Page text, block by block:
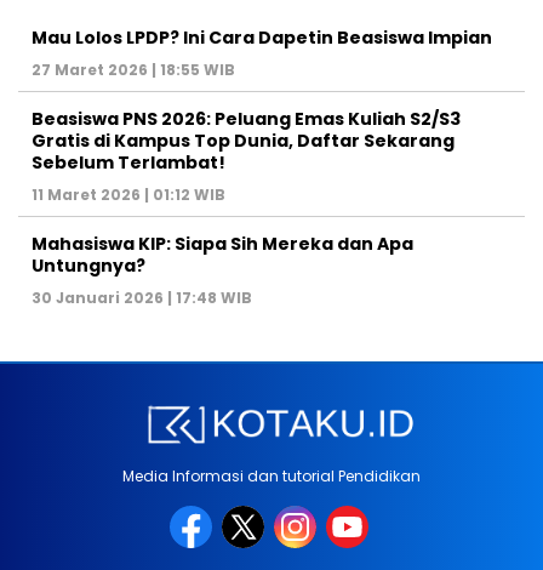
Mau Lolos LPDP? Ini Cara Dapetin Beasiswa Impian
27 Maret 2026 | 18:55 WIB
Beasiswa PNS 2026: Peluang Emas Kuliah S2/S3
Gratis di Kampus Top Dunia, Daftar Sekarang
Sebelum Terlambat!
11 Maret 2026 | 01:12 WIB
Mahasiswa KIP: Siapa Sih Mereka dan Apa
Untungnya?
30 Januari 2026 | 17:48 WIB
Media Informasi dan tutorial Pendidikan